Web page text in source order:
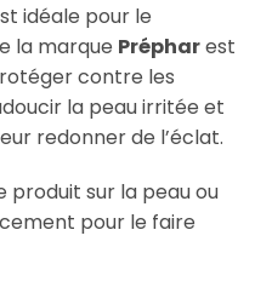
idéale pour le
la marque Prépharest
contre les
la peau irritée et
redonner de l’éclat.
produit sur la peau ou
pour le faire